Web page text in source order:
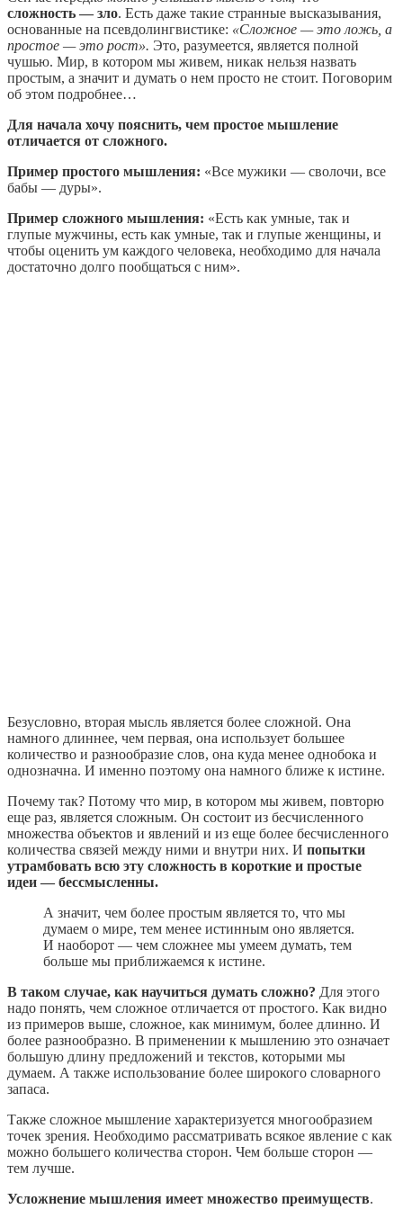
сложность — зло. Есть даже такие странные высказывания,
основанные на псевдолингвистике: «Сложное — это ложь, а
простое — это рост». Это, разумеется, является полной
чушью. Мир, в котором мы живем, никак нельзя назвать
простым, а значит и думать о нем просто не стоит. Поговорим
об этом подробнее…
Для начала хочу пояснить, чем простое мышление
отличается от сложного.
Пример простого мышления: «Все мужики — сволочи, все
бабы — дуры».
Пример сложного мышления: «Есть как умные, так и
глупые мужчины, есть как умные, так и глупые женщины, и
чтобы оценить ум каждого человека, необходимо для начала
достаточно долго пообщаться с ним».
Безусловно, вторая мысль является более сложной. Она
намного длиннее, чем первая, она использует большее
количество и разнообразие слов, она куда менее однобока и
однозначна. И именно поэтому она намного ближе к истине.
Почему так? Потому что мир, в котором мы живем, повторю
еще раз, является сложным. Он состоит из бесчисленного
множества объектов и явлений и из еще более бесчисленного
количества связей между ними и внутри них. И попытки
утрамбовать всю эту сложность в короткие и простые
идеи — бессмысленны.
А значит, чем более простым является то, что мы
думаем о мире, тем менее истинным оно является.
И наоборот — чем сложнее мы умеем думать, тем
больше мы приближаемся к истине.
В таком случае, как научиться думать сложно? Для этого
надо понять, чем сложное отличается от простого. Как видно
из примеров выше, сложное, как минимум, более длинно. И
более разнообразно. В применении к мышлению это означает
большую длину предложений и текстов, которыми мы
думаем. А также использование более широкого словарного
запаса.
Также сложное мышление характеризуется многообразием
точек зрения. Необходимо рассматривать всякое явление с как
можно большего количества сторон. Чем больше сторон —
тем лучше.
Усложнение мышления имеет множество преимуществ.